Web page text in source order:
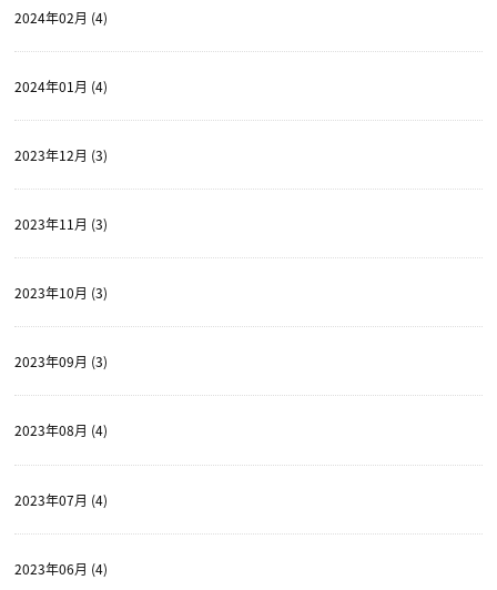
2024年02月 (4)
2024年01月 (4)
2023年12月 (3)
2023年11月 (3)
2023年10月 (3)
2023年09月 (3)
2023年08月 (4)
2023年07月 (4)
2023年06月 (4)